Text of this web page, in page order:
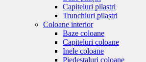
Capiteluri pilaștri
Trunchiuri pilaștri
Coloane interior
Baze coloane
Capiteluri coloane
Inele coloane
Piedestaluri coloane